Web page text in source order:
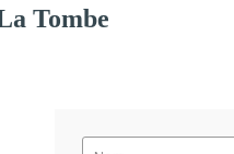
Tombe